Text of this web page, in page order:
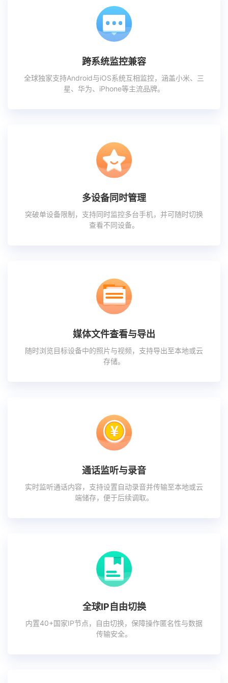
跨系统监控兼容
全球独家支持Android与iOS系统互相监控，涵盖小米、三
星、华为、iPhone等主流品牌。
多设备同时管理
突破单设备限制，支持同时监控多台手机，并可随时切换
查看不同设备。
媒体文件查看与导出
随时浏览目标设备中的照片与视频，支持导出至本地或云
存储。
通话监听与录音
实时监听通话内容，支持设置自动录音并传输至本地或云
端储存，便于后续调取。
全球IP自由切换
内置40+国家IP节点，自由切换，保障操作匿名性与数据
传输安全。